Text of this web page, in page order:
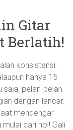
Gitar
Berlatih!
konsistensi.
hanya 15
saja, pelan-pelan
dengan lancar.
mendengar
dari nol! Gali